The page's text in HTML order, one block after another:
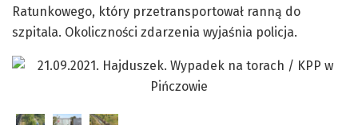
Ratunkowego, który przetransportował ranną do
szpitala. Okoliczności zdarzenia wyjaśnia policja.